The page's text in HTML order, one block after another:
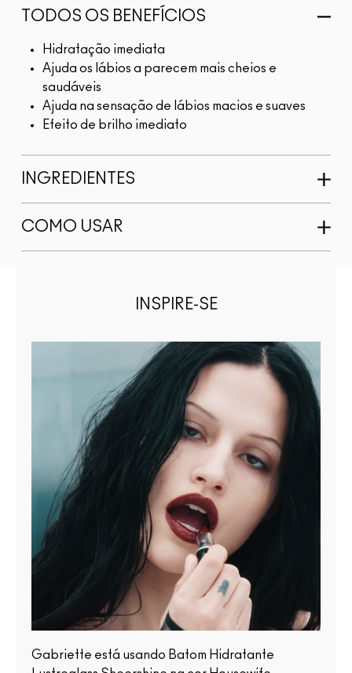
TODOS OS BENEFÍCIOS
Hidratação imediata
Ajuda os lábios a parecem mais cheios e
saudáveis
Ajuda na sensação de lábios macios e suaves
Efeito de brilho imediato
INGREDIENTES
COMO USAR
INSPIRE-SE
Gabriette está usando Batom Hidratante